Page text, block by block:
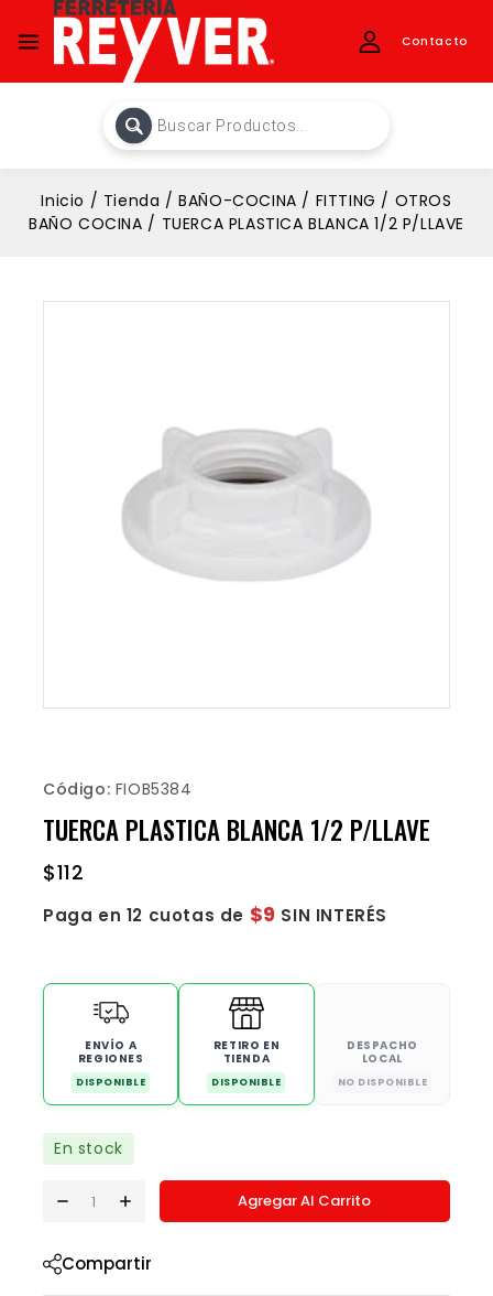
Contacto
Inicio / Tienda / BAÑO-COCINA / FITTING / OTROS
BAÑO COCINA / TUERCA PLASTICA BLANCA 1/2 P/LLAVE
Código: FIOB5384
TUERCA PLASTICA BLANCA 1/2 P/LLAVE
$112
Paga en 12 cuotas de $9 SIN INTERÉS
ENVÍO A
REGIONES
DISPONIBLE
RETIRO EN
TIENDA
DISPONIBLE
DESPACHO
LOCAL
NO DISPONIBLE
En stock
Agregar Al Carrito
Compartir